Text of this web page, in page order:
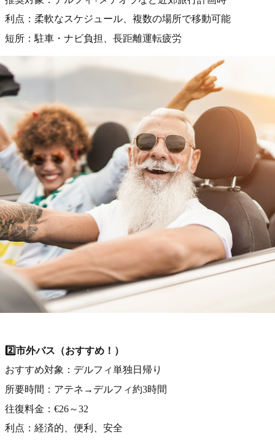
利点：柔軟なスケジュール、複数の場所で移動可能
短所：駐車・ナビ負担、長距離運転疲労
2️⃣市外バス（おすすめ！）
おすすめ対象：デルフィ単独日帰り
所要時間：アテネ→デルフィ約3時間
往復料金：€26～32
利点：経済的、便利、安全